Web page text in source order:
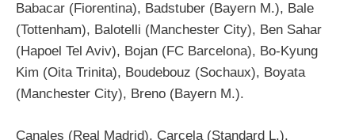
Babacar (Fiorentina), Badstuber (Bayern M.), Bale
(Tottenham), Balotelli (Manchester City), Ben Sahar
(Hapoel Tel Aviv), Bojan (FC Barcelona), Bo-Kyung
Kim (Oita Trinita), Boudebouz (Sochaux), Boyata
(Manchester City), Breno (Bayern M.).
Canales (Real Madrid), Carcela (Standard L.),